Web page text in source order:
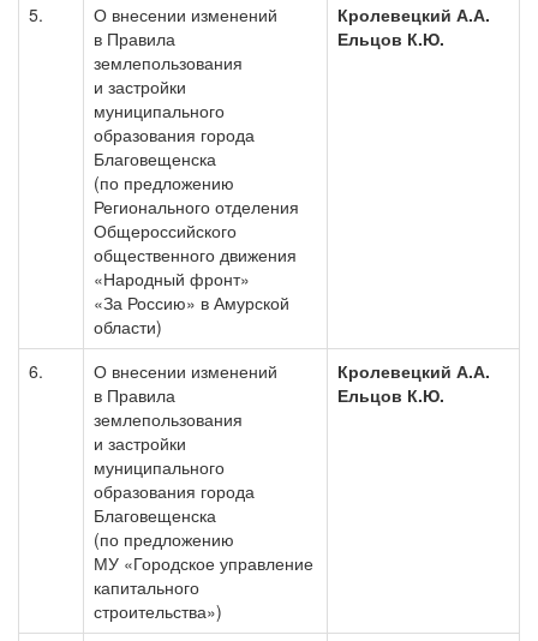
5.
О внесении изменений
в Правила
землепользования
и застройки
муниципального
образования города
Благовещенска
(по предложению
Регионального отделения
Общероссийского
общественного движения
«Народный фронт»
«За Россию» в Амурской
области)
Кролевецкий А.А.
Ельцов К.Ю.
6.
О внесении изменений
в Правила
землепользования
и застройки
муниципального
образования города
Благовещенска
(по предложению
МУ «Городское управление
капитального
строительства»)
Кролевецкий А.А.
Ельцов К.Ю.